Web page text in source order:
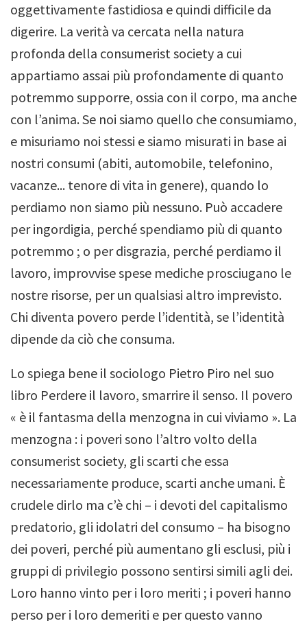
oggettivamente fastidiosa e quindi difficile da
digerire. La verità va cercata nella natura
profonda della consumerist society a cui
appartiamo assai più profondamente di quanto
potremmo supporre, ossia con il corpo, ma anche
con l’anima. Se noi siamo quello che consumiamo,
e misuriamo noi stessi e siamo misurati in base ai
nostri consumi (abiti, automobile, telefonino,
vacanze... tenore di vita in genere), quando lo
perdiamo non siamo più nessuno. Può accadere
per ingordigia, perché spendiamo più di quanto
potremmo ; o per disgrazia, perché perdiamo il
lavoro, improvvise spese mediche prosciugano le
nostre risorse, per un qualsiasi altro imprevisto.
Chi diventa povero perde l’identità, se l’identità
dipende da ciò che consuma.
Lo spiega bene il sociologo Pietro Piro nel suo
libro Perdere il lavoro, smarrire il senso. Il povero
« è il fantasma della menzogna in cui viviamo ». La
menzogna : i poveri sono l’altro volto della
consumerist society, gli scarti che essa
necessariamente produce, scarti anche umani. È
crudele dirlo ma c’è chi – i devoti del capitalismo
predatorio, gli idolatri del consumo – ha bisogno
dei poveri, perché più aumentano gli esclusi, più i
gruppi di privilegio possono sentirsi simili agli dei.
Loro hanno vinto per i loro meriti ; i poveri hanno
perso per i loro demeriti e per questo vanno